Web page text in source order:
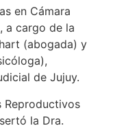
en Cámara
a cargo de la
(abogada) y
de Jujuy.
Reproductivos
la Dra.